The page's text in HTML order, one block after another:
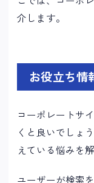
介します。
お役立ち情
コーポレートサ
くと良いでしょ
えている悩みを
ユーザーが検索